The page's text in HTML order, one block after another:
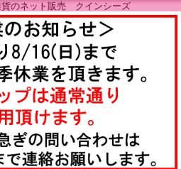
貨のネット販売 クインシーズ